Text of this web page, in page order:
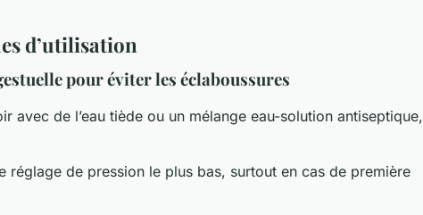
d’utilisation
pour éviter les éclaboussures
avec de l’eau tiède ou un mélange eau-solution antiseptique,
réglage de pression le plus bas, surtout en cas de première